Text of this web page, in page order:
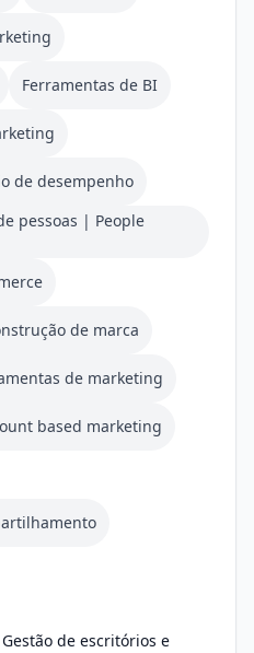
Ferramentas de BI
de desempenho
pessoas | People
de marca
de marketing
based marketing
de escritórios e